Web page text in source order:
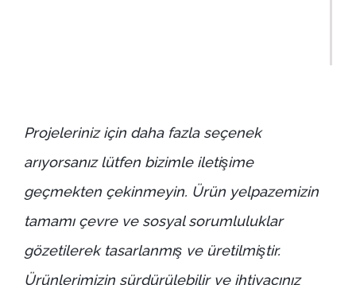
Projeleriniz için daha fazla seçenek
arıyorsanız lütfen bizimle iletişime
geçmekten çekinmeyin. Ürün yelpazemizin
tamamı çevre ve sosyal sorumluluklar
gözetilerek tasarlanmış ve üretilmiştir.
Ürünlerimizin sürdürülebilir ve ihtiyacınız